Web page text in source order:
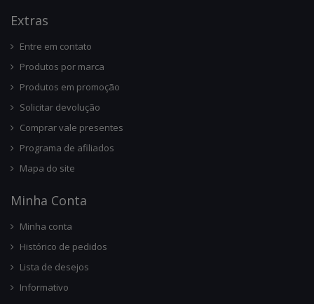
ExtRas
Entre em contato
Produtos por marca
Produtos em promoção
Solicitar devolução
Comprar vale presentes
Programa de afiliados
Mapa do site
Minha Conta
Minha conta
Histórico de pedidos
Lista de desejos
Informativo